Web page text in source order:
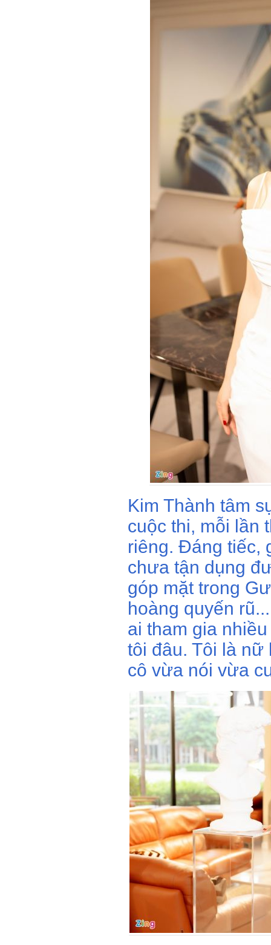
Kim Thành tâm
cuộc thi, mỗi lần
riêng. Đáng tiếc,
chưa tận dụng
góp mặt trong
hoàng quyến
ai tham gia
tôi đâu. Tôi là nữ
cô vừa nói vừa